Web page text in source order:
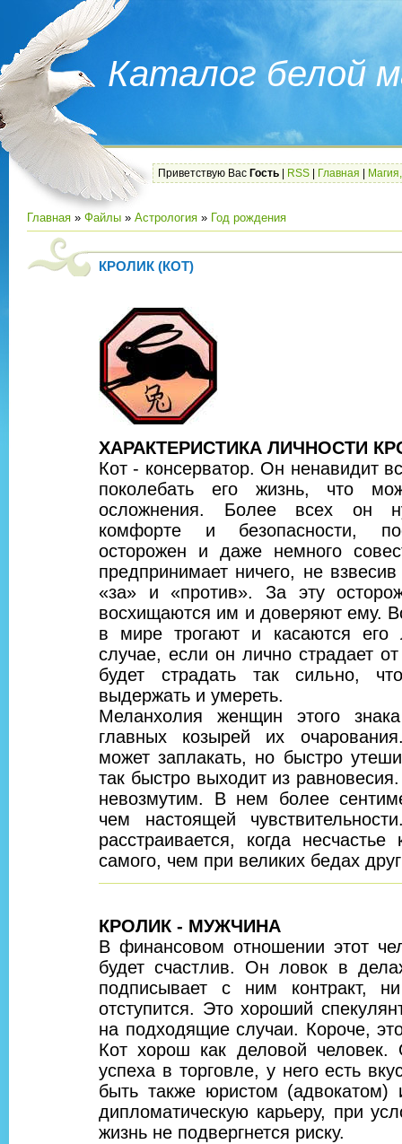
Каталог белой
Приветствую Вас Гость RSS Главная
Главная » Файлы » Астрология » Год рождения
КРОЛИК (КОТ)
ХАРАКТЕРИСТИКА ЛИЧНОСТИ
Кот - консерватор. Он ненавидит
поколебать его жизнь, что
осложнения. Более всех он
комфорте и безопасности,
осторожен и даже немного
предпринимает ничего, не
«за» и «против». За эту
восхищаются им и доверяют ему.
в мире трогают и касаются
случае, если он лично страдает
будет страдать так сильно,
выдержать и умереть.
Меланхолия женщин этого
главных козырей их
может заплакать, но быстро
так быстро выходит из
невозмутим. В нем более
чем настоящей
расстраивается, когда несчастье
самого, чем при великих бедах
КРОЛИК - МУЖЧИНА
В финансовом отношении этот
будет счастлив. Он ловок в
подписывает с ним контракт,
отступится. Это хороший
на подходящие случаи. Короче,
Кот хорош как деловой человек.
успеха в торговле, у него есть
быть также юристом (адвокатом)
дипломатическую карьеру, при
жизнь не подвергнется риску.